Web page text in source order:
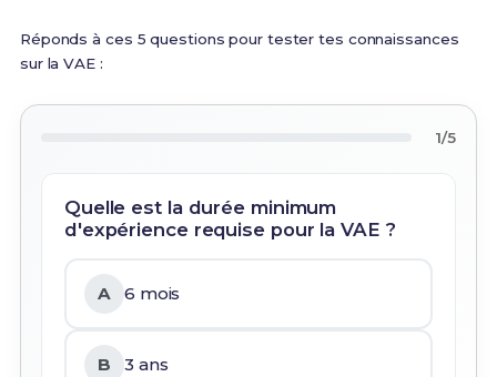
Réponds à ces 5 questions pour tester tes connaissances
sur la VAE :
1/5
Quelle est la durée minimum
d'expérience requise pour la VAE ?
A 6 mois
B 3 ans